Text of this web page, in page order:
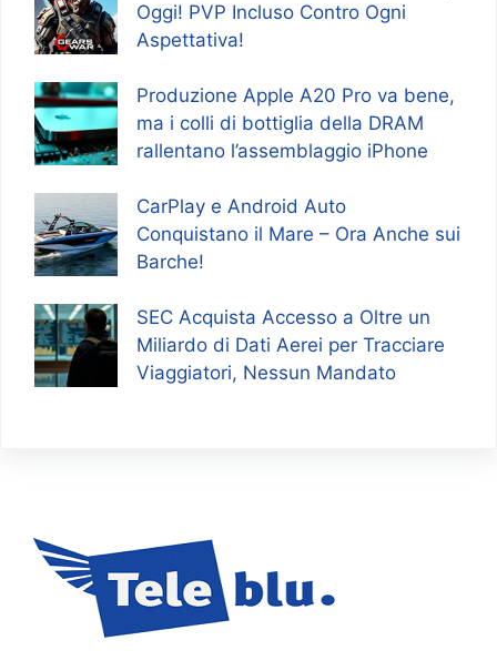
Oggi! PVP Incluso Contro Ogni
Aspettativa!
Produzione Apple A20 Pro va bene,
ma i colli di bottiglia della DRAM
rallentano l’assemblaggio iPhone
CarPlay e Android Auto
Conquistano il Mare – Ora Anche sui
Barche!
SEC Acquista Accesso a Oltre un
Miliardo di Dati Aerei per Tracciare
Viaggiatori, Nessun Mandato